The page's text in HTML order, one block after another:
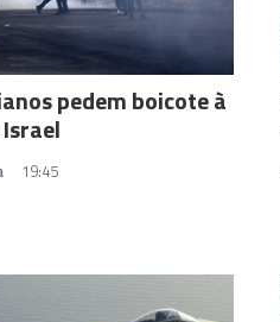
pedem boicote à
19:45